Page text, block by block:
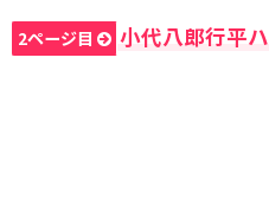
2ページ目 小代八郎行平